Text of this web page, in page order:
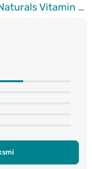
Atsauksmes GARNIER Skin Naturals Vitamin C serums pret pigmentācijas plankumiem, 30ml